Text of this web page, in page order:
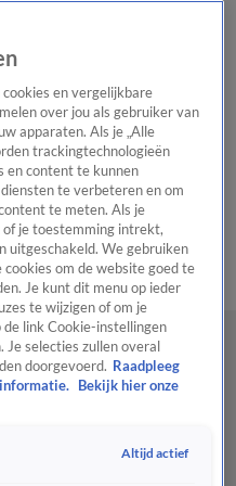
Het beste van Hart
Tip de
Tip de redactiePanelVideo's
en vergelijkbare
over jou als gebruiker van
apparaten. Als je „Alle
trackingtechnologieën
en content te kunnen
te verbeteren en om
te meten. Als je
of je toestemming intrekt,
uitgeschakeld. We gebruiken
om de website goed te
Je kunt dit menu op ieder
te wijzigen of om je
link Cookie-instellingen
selecties zullen overal
doorgevoerd. Raadpleeg
Bekijk hier onze
Altijd actief